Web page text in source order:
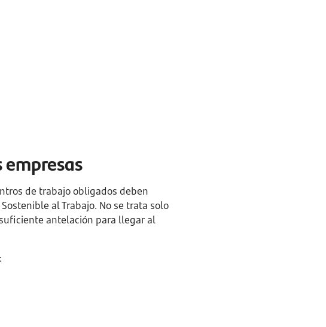
de trabajo obligados deben
al Trabajo. No se trata solo
antelación para llegar al